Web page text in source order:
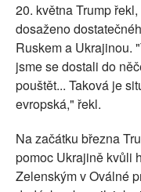
20. května Trump
dosaženo
Ruskem a Ukrajinou.
jsme se dostali do
pouštět... Taková je
evropská," řekl.
Na začátku března
pomoc Ukrajině kvůli
Zelenským v Oválné